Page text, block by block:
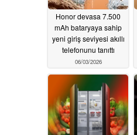
Honor devasa 7.500
mAh bataryaya sahip
yeni giriş seviyesi akıllı
telefonunu tanıttı
06/03/2026